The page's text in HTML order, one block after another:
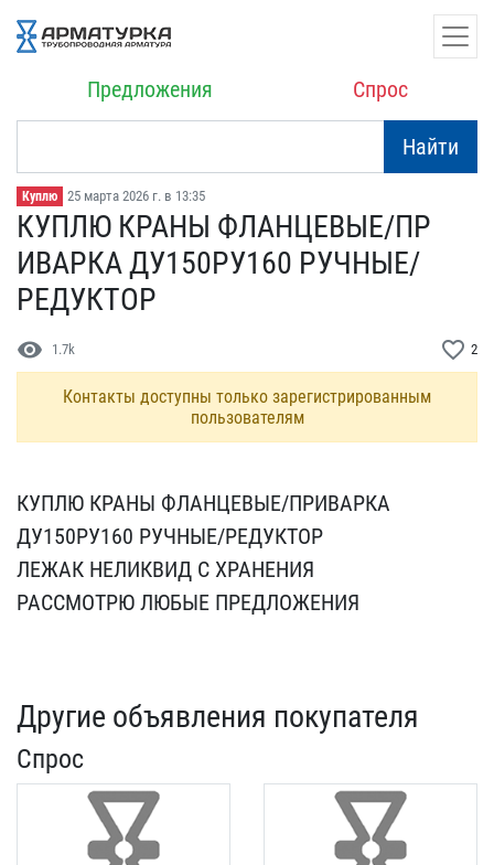
Предложения Спрос
Найти
Куплю 25 марта 2026 г. в 13:35
КУПЛЮ КРАНЫ ФЛАНЦЕВЫЕ/ПР​
ИВАРКА ДУ150РУ160 РУЧНЫЕ​/
РЕДУКТОР
visibility 1.7k favorite_border 2
Контакты доступны только зарегистрированным
пользователям
КУПЛЮ КРАНЫ ФЛАНЦЕВЫЕ/ПР​ИВАРКА
ДУ150РУ160 РУЧНЫЕ​/РЕДУКТОР
ЛЕЖАК НЕЛИКВИД​ С ХРАНЕНИЯ
РАССМОТРЮ ЛЮ​БЫЕ ПРЕДЛОЖЕНИЯ
Другие объявления покупателя
Спрос